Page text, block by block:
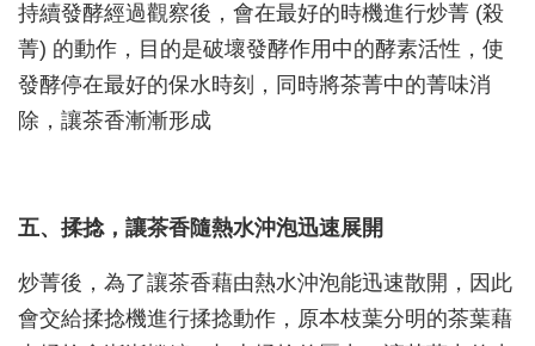
持續發酵經過觀察後，會在最好的時機進行炒菁 (殺
菁) 的動作，目的是破壞發酵作用中的酵素活性，使
發酵停在最好的保水時刻，同時將茶菁中的菁味消
除，讓茶香漸漸形成
五、揉捻，讓茶香隨熱水沖泡迅速展開
炒菁後，為了讓茶香藉由熱水沖泡能迅速散開，因此
會交給揉捻機進行揉捻動作，原本枝葉分明的茶葉藉